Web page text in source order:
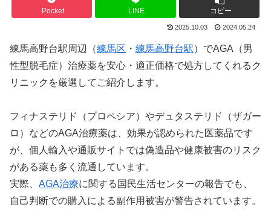
Pocket LINE コピー
2025.10.03 2024.05.24
練馬高野台駅周辺（練馬区 ・ 練馬高野台駅）でAGA（男
性型脱毛症）治療薬を安心・適正価格で処方してくれるク
リニックを厳選してご紹介します。
フィナステリド（プロペシア）やデュタステリド（ザガー
ロ）などのAGA治療薬は、効果が認められた医薬品です
が、個人輸入や通販サイトでは偽造品や健康被害のリスク
がある薬も多く流通しています。
実際、 AGA治療に関する国民生活センターの報告でも、
自己判断での購入による副作用被害が警告されています。